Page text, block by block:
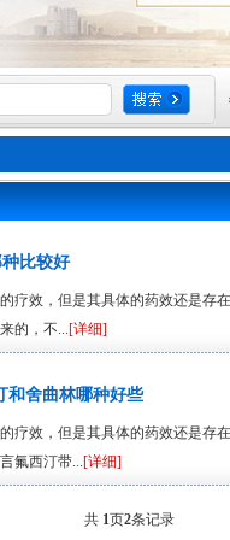
比较好
疗效，但是其具体的药效还是存
的，不...[详细]
和舍曲林哪种好些
疗效，但是其具体的药效还是存
氟西汀带...[详细]
共 1页2条记录